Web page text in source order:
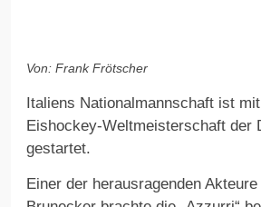
Von: Frank Frötscher
Italiens Nationalmannschaft ist
Eishockey-Weltmeisterschaft der
gestartet.
Einer der herausragenden